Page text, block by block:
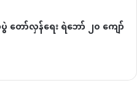
တော်လှန်ရေး ရဲဘော် ၂၀ ကျော်